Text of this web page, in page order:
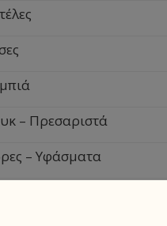
– Πρεσαριστά
– Υφάσματα